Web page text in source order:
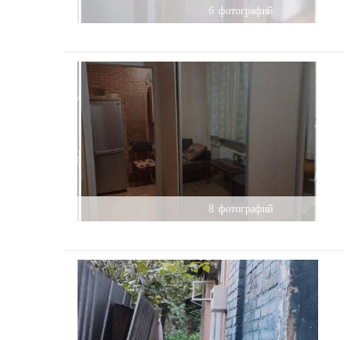
фотографий
6
фотографий
8